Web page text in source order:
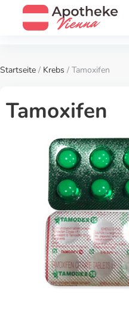
Startseite / Krebs / Tamoxifen
Tamoxifen